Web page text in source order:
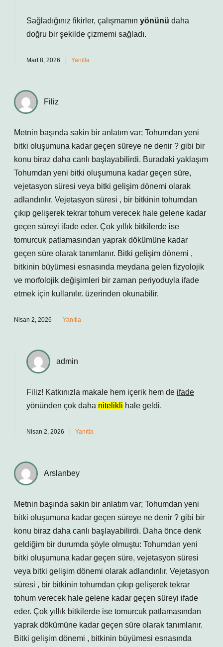
Sağladığınız fikirler, çalışmamın yönünü daha
doğru bir şekilde çizmemi sağladı.
Mart 8, 2026 Yanıtla
Filiz
Metnin başında sakin bir anlatım var; Tohumdan yeni
bitki oluşumuna kadar geçen süreye ne denir ? gibi bir
konu biraz daha canlı başlayabilirdi. Buradaki yaklaşım
Tohumdan yeni bitki oluşumuna kadar geçen süre,
vejetasyon süresi veya bitki gelişim dönemi olarak
adlandırılır. Vejetasyon süresi , bir bitkinin tohumdan
çıkıp gelişerek tekrar tohum verecek hale gelene kadar
geçen süreyi ifade eder. Çok yıllık bitkilerde ise
tomurcuk patlamasından yaprak dökümüne kadar
geçen süre olarak tanımlanır. Bitki gelişim dönemi ,
bitkinin büyümesi esnasında meydana gelen fizyolojik
ve morfolojik değişimleri bir zaman periyoduyla ifade
etmek için kullanılır. üzerinden okunabilir.
Nisan 2, 2026 Yanıtla
admin
Filiz! Katkınızla makale hem içerik hem de ifade
yönünden çok daha nitelikli hale geldi.
Nisan 2, 2026 Yanıtla
Arslanbey
Metnin başında sakin bir anlatım var; Tohumdan yeni
bitki oluşumuna kadar geçen süreye ne denir ? gibi bir
konu biraz daha canlı başlayabilirdi. Daha önce denk
geldiğim bir durumda şöyle olmuştu: Tohumdan yeni
bitki oluşumuna kadar geçen süre, vejetasyon süresi
veya bitki gelişim dönemi olarak adlandırılır. Vejetasyon
süresi , bir bitkinin tohumdan çıkıp gelişerek tekrar
tohum verecek hale gelene kadar geçen süreyi ifade
eder. Çok yıllık bitkilerde ise tomurcuk patlamasından
yaprak dökümüne kadar geçen süre olarak tanımlanır.
Bitki gelişim dönemi , bitkinin büyümesi esnasında